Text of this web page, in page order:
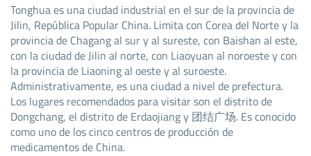
Tonghua es una ciudad industrial en el sur de la provincia de
Jilin, República Popular China. Limita con Corea del Norte y la
provincia de Chagang al sur y al sureste, con Baishan al este,
con la ciudad de Jilin al norte, con Liaoyuan al noroeste y con
la provincia de Liaoning al oeste y al suroeste.
Administrativamente, es una ciudad a nivel de prefectura.
Los lugares recomendados para visitar son el distrito de
Dongchang, el distrito de Erdaojiang y 团结广场. Es conocido
como uno de los cinco centros de producción de
medicamentos de China.